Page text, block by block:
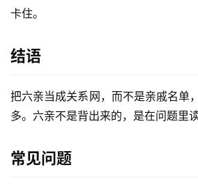
卡住。
结语
把六亲当成关系网，而不是亲戚名单
多。六亲不是背出来的，是在问题里读
常见问题